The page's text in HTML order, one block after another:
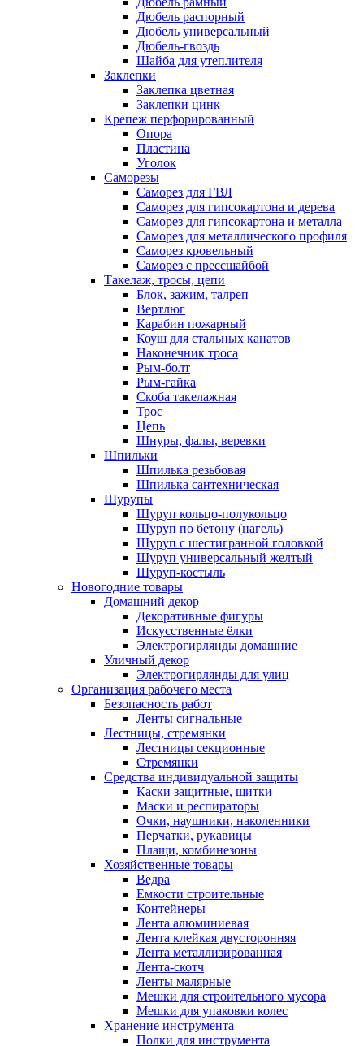
Дюбель распорный
Дюбель универсальный
Дюбель-гвоздь
Шайба для утеплителя
Заклепки
Заклепка цветная
Заклепки цинк
Крепеж перфорированный
Опора
Пластина
Уголок
Саморезы
Саморез для ГВЛ
Саморез для гипсокартона и дерева
Саморез для гипсокартона и металла
Саморез для металлического профиля
Саморез кровельный
Саморез с прессшайбой
Такелаж, тросы, цепи
Блок, зажим, талреп
Вертлюг
Карабин пожарный
Коуш для стальных канатов
Наконечник троса
Рым-болт
Рым-гайка
Скоба такелажная
Трос
Цепь
Шнуры, фалы, веревки
Шпильки
Шпилька резьбовая
Шпилька сантехническая
Шурупы
Шуруп кольцо-полукольцо
Шуруп по бетону (нагель)
Шуруп с шестигранной головкой
Шуруп универсальный желтый
Шуруп-костыль
Новогодние товары
Домашний декор
Декоративные фигуры
Искусственные ёлки
Электрогирлянды домашние
Уличный декор
Электрогирлянды для улиц
Организация рабочего места
Безопасность работ
Ленты сигнальные
Лестницы, стремянки
Лестницы секционные
Стремянки
Средства индивидуальной защиты
Каски защитные, щитки
Маски и респираторы
Очки, наушники, наколенники
Перчатки, рукавицы
Плащи, комбинезоны
Хозяйственные товары
Ведра
Емкости строительные
Контейнеры
Лента алюминиевая
Лента клейкая двусторонняя
Лента металлизированная
Лента-скотч
Ленты малярные
Мешки для строительного мусора
Мешки для упаковки колес
Хранение инструмента
Полки для инструмента